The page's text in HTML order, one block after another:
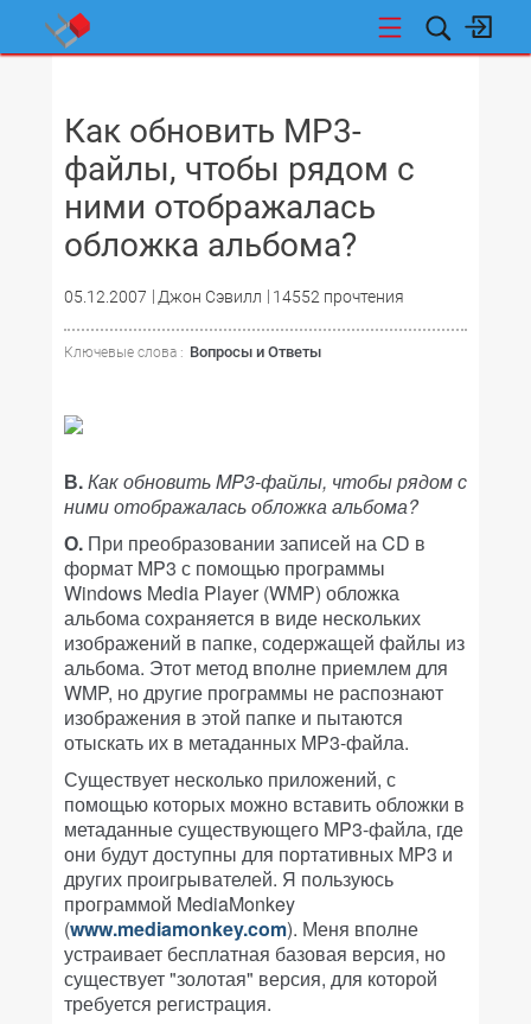
Как обновить MP3-
файлы, чтобы рядом с
ними отображалась
обложка альбома?
05.12.2007 Джон Сэвилл 14552 прочтения
Ключевые слова : Вопросы и Ответы
В.Как обновить MP3-файлы, чтобы рядом с
ними отображалась обложка альбома?
О. При преобразовании записей на CD в
формат MP3 с помощью программы
Windows Media Player (WMP) обложка
альбома сохраняется в виде нескольких
изображений в папке, содержащей файлы из
альбома. Этот метод вполне приемлем для
WMP, но другие программы не распознают
изображения в этой папке и пытаются
отыскать их в метаданных MP3-файла.
Существует несколько приложений, с
помощью которых можно вставить обложки в
метаданные существующего MP3-файла, где
они будут доступны для портативных MP3 и
других проигрывателей. Я пользуюсь
программой MediaMonkey
(www.mediamonkey.com). Меня вполне
устраивает бесплатная базовая версия, но
существует "золотая" версия, для которой
требуется регистрация.